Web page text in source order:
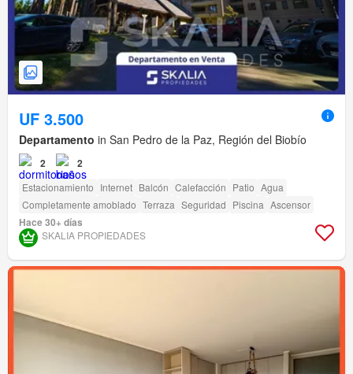
UF 3.500
Departamento in San Pedro de la Paz, Región del Biobío
2 2
Estacionamiento Internet Balcón Calefacción Patio Agua
Completamente amoblado Terraza Seguridad Piscina Ascensor
Hace 30+ días
SKALIA PROPIEDADES